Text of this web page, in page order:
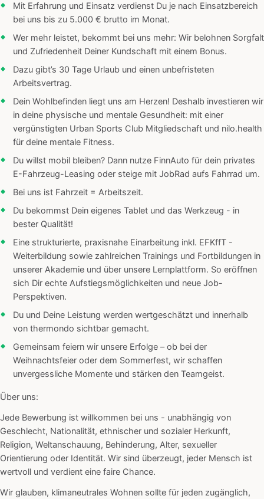
Mit Erfahrung und Einsatz verdienst Du je nach Einsatzbereich
bei uns bis zu 5.000 € brutto im Monat.
Wer mehr leistet, bekommt bei uns mehr: Wir belohnen Sorgfalt
und Zufriedenheit Deiner Kundschaft mit einem Bonus.
Dazu gibt’s 30 Tage Urlaub und einen unbefristeten
Arbeitsvertrag.
Dein Wohlbefinden liegt uns am Herzen! Deshalb investieren wir
in deine physische und mentale Gesundheit: mit einer
vergünstigten Urban Sports Club Mitgliedschaft und nilo.health
für deine mentale Fitness.
Du willst mobil bleiben? Dann nutze FinnAuto für dein privates
E-Fahrzeug-Leasing oder steige mit JobRad aufs Fahrrad um.
Bei uns ist Fahrzeit = Arbeitszeit.
Du bekommst Dein eigenes Tablet und das Werkzeug - in
bester Qualität!
Eine strukturierte, praxisnahe Einarbeitung inkl. EFKffT -
Weiterbildung sowie zahlreichen Trainings und Fortbildungen in
unserer Akademie und über unsere Lernplattform. So eröffnen
sich Dir echte Aufstiegsmöglichkeiten und neue Job-
Perspektiven.
Du und Deine Leistung werden wertgeschätzt und innerhalb
von thermondo sichtbar gemacht.
Gemeinsam feiern wir unsere Erfolge – ob bei der
Weihnachtsfeier oder dem Sommerfest, wir schaffen
unvergessliche Momente und stärken den Teamgeist.
Über uns:
Jede Bewerbung ist willkommen bei uns - unabhängig von
Geschlecht, Nationalität, ethnischer und sozialer Herkunft,
Religion, Weltanschauung, Behinderung, Alter, sexueller
Orientierung oder Identität. Wir sind überzeugt, jeder Mensch ist
wertvoll und verdient eine faire Chance.
Wir glauben, klimaneutrales Wohnen sollte für jeden zugänglich,